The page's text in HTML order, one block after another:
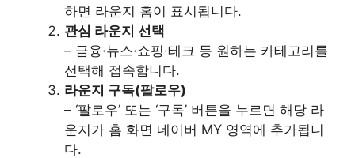
하면 라운지 홈이 표시됩니다.
관심 라운지 선택
– 금융·뉴스·쇼핑·테크 등 원하는 카테고리를
선택해 접속합니다.
라운지 구독(팔로우)
– ‘팔로우’ 또는 ‘구독’ 버튼을 누르면 해당 라
운지가 홈 화면 네이버 MY 영역에 추가됩니
다.